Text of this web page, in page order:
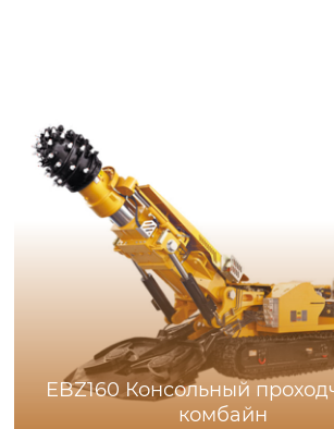
EBZ160 Консольный
комбайн